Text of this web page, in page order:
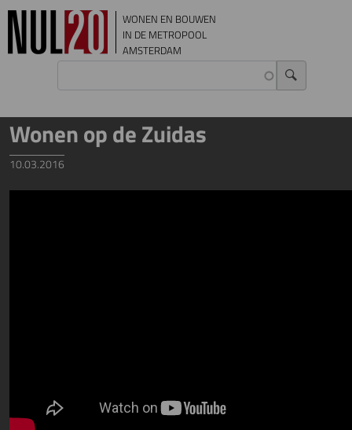
Overslaan en naar de inhoud gaan
WONEN EN BOUWEN
IN DE METROPOOL
AMSTERDAM
Wonen op de Zuidas
10.03.2016